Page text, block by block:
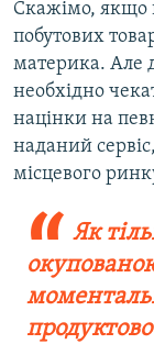
Скажімо, якщо
побутових
материка. Але
необхідно
націнки на
наданий
місцевого
Як